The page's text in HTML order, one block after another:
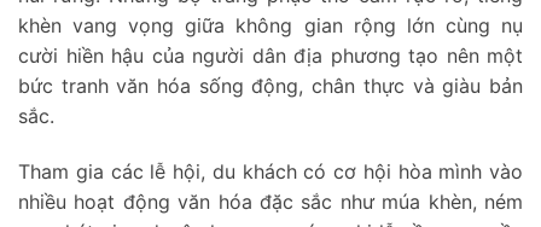
khèn vang vọng giữa không gian rộng lớn cùng nụ
cười hiền hậu của người dân địa phương tạo nên một
bức tranh văn hóa sống động, chân thực và giàu bản
sắc.
Tham gia các lễ hội, du khách có cơ hội hòa mình vào
nhiều hoạt động văn hóa đặc sắc như múa khèn, ném